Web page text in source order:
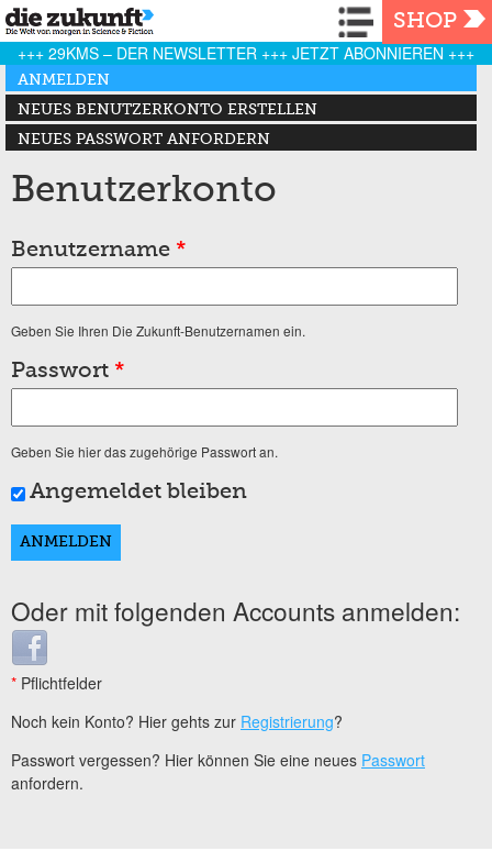
Navigation
SHOP
+++ 29KMS – DER NEWSLETTER +++ JETZT ABONNIEREN +++
Haupt-Reiter
ANMELDEN
(AKTIVER REITER)
NEUES BENUTZERKONTO ERSTELLEN
NEUES PASSWORT ANFORDERN
Benutzerkonto
Benutzername *
Geben Sie Ihren Die Zukunft-Benutzernamen ein.
Passwort *
Geben Sie hier das zugehörige Passwort an.
Angemeldet bleiben
Oder mit folgenden Accounts anmelden:
Login with Facebook
* Pflichtfelder
Noch kein Konto? Hier gehts zur Registrierung?
Passwort vergessen? Hier können Sie eine neues Passwort
anfordern.